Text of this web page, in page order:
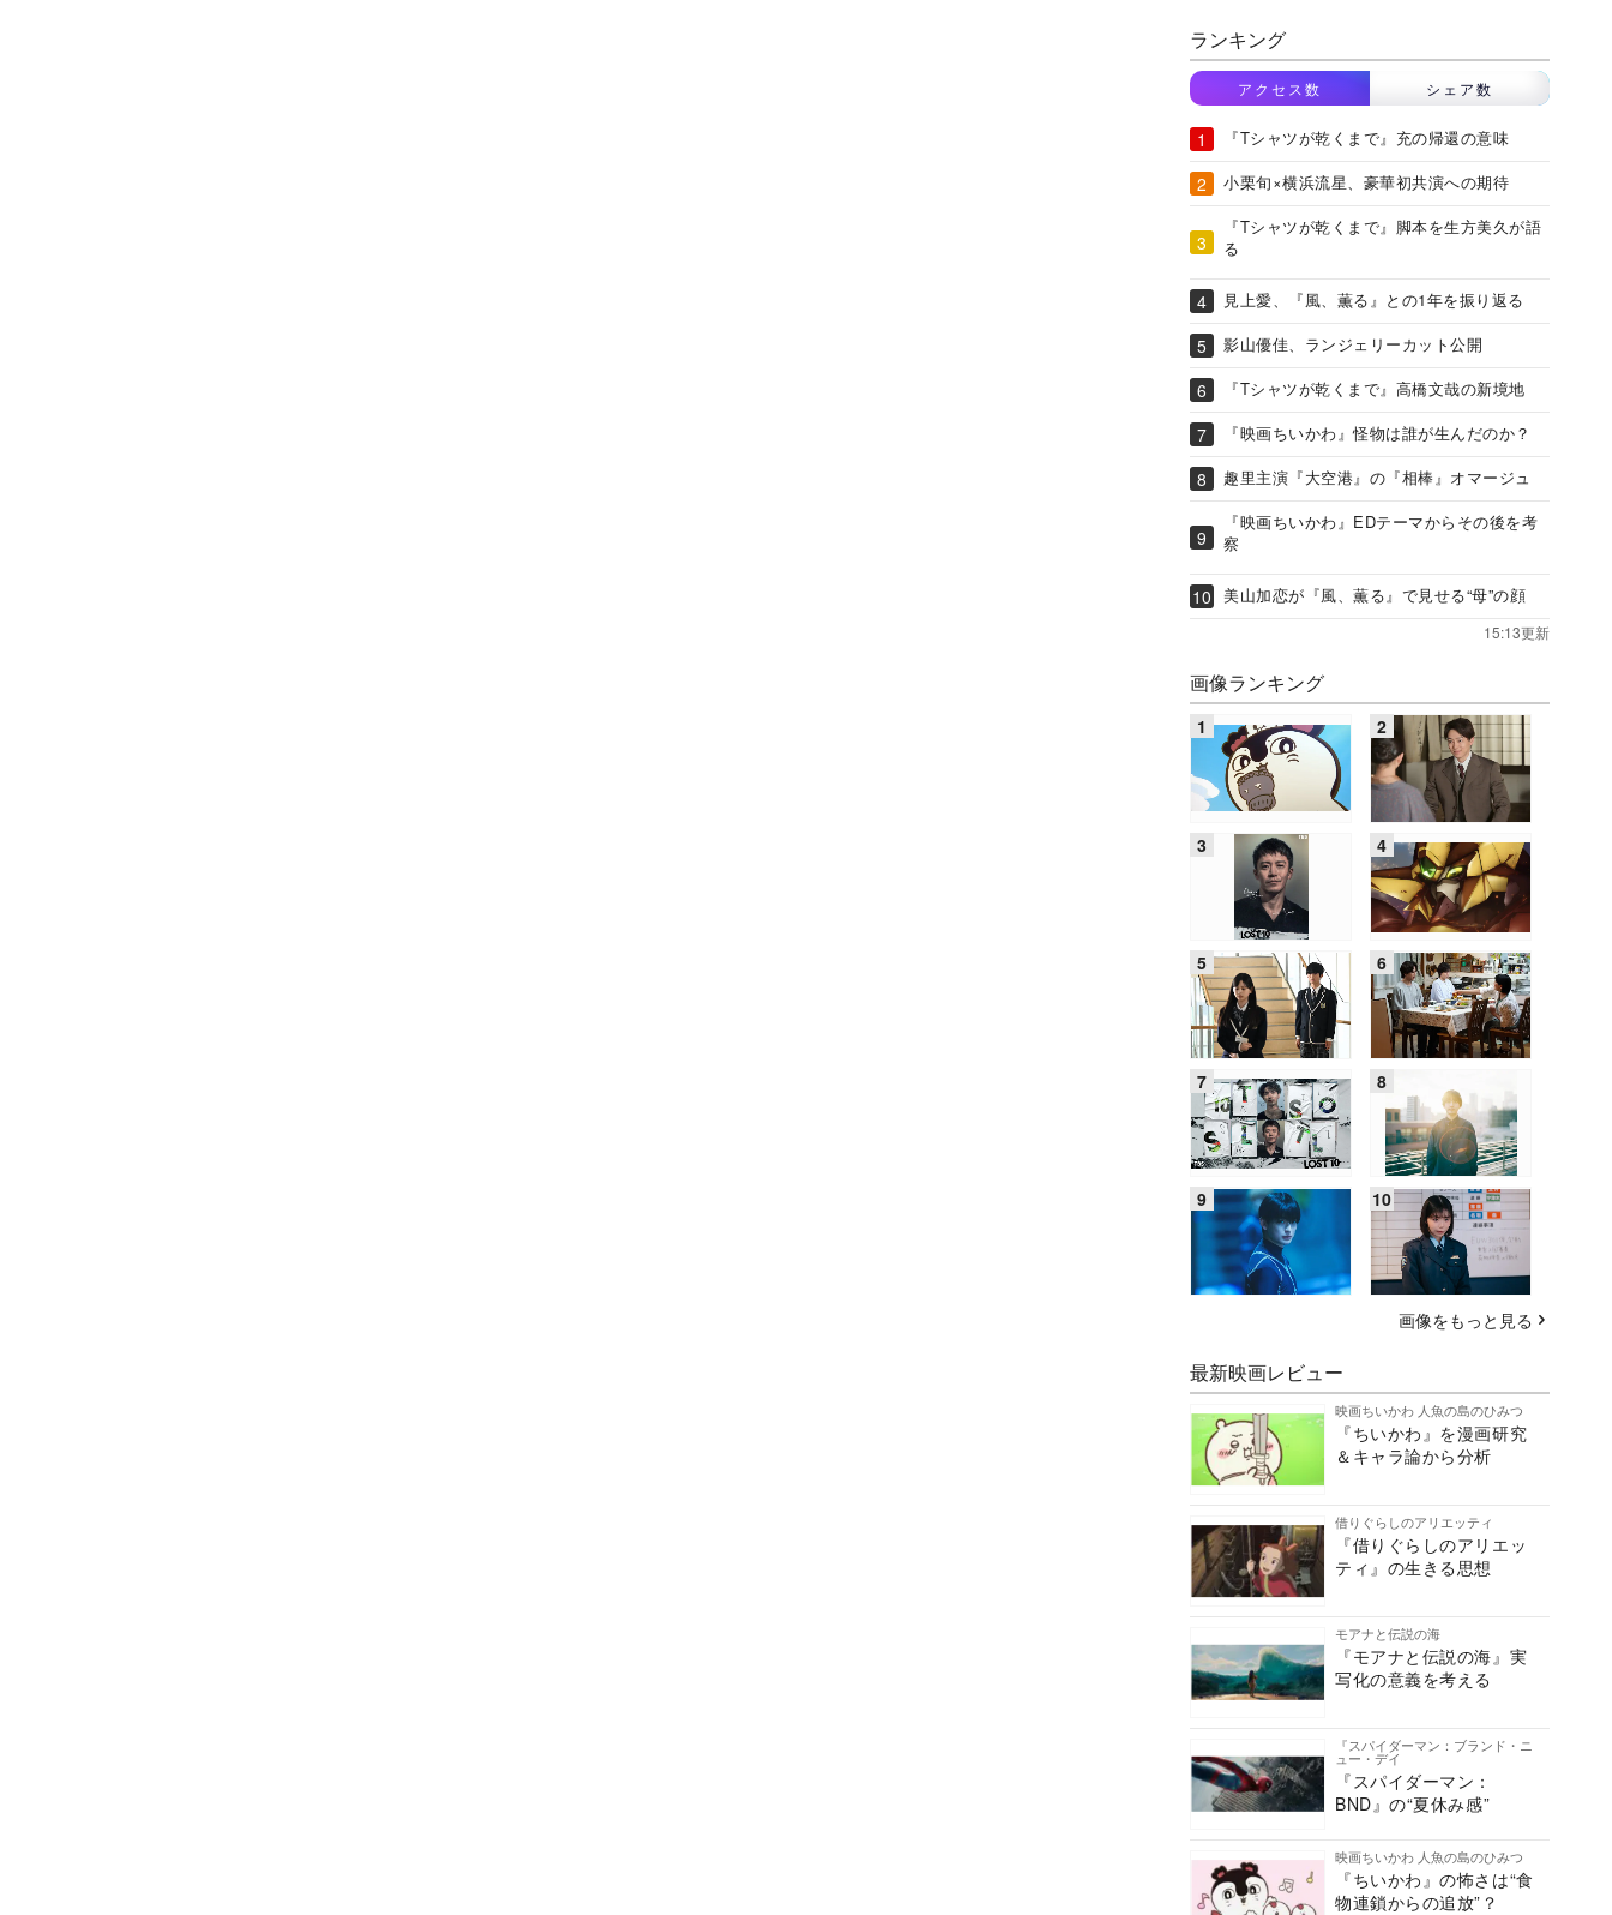
ランキング
アクセス数 シェア数
『Tシャツが乾くまで』充の帰還の意味
小栗旬×横浜流星、豪華初共演への期待
『Tシャツが乾くまで』脚本を生方美久が語
る
見上愛、『風、薫る』との1年を振り返る
影山優佳、ランジェリーカット公開
『Tシャツが乾くまで』高橋文哉の新境地
『映画ちいかわ』怪物は誰が生んだのか？
趣里主演『大空港』の『相棒』オマージュ
『映画ちいかわ』EDテーマからその後を考
察
美山加恋が『風、薫る』で見せる“母”の顔
15:13更新
画像ランキング
画像をもっと見る
最新映画レビュー
映画ちいかわ 人魚の島のひみつ
『ちいかわ』を漫画研究
＆キャラ論から分析
借りぐらしのアリエッティ
『借りぐらしのアリエッ
ティ』の生きる思想
モアナと伝説の海
『モアナと伝説の海』実
写化の意義を考える
『スパイダーマン：ブランド・ニ
ュー・デイ
『スパイダーマン：
BND』の“夏休み感”
映画ちいかわ 人魚の島のひみつ
『ちいかわ』の怖さは“食
物連鎖からの追放”？